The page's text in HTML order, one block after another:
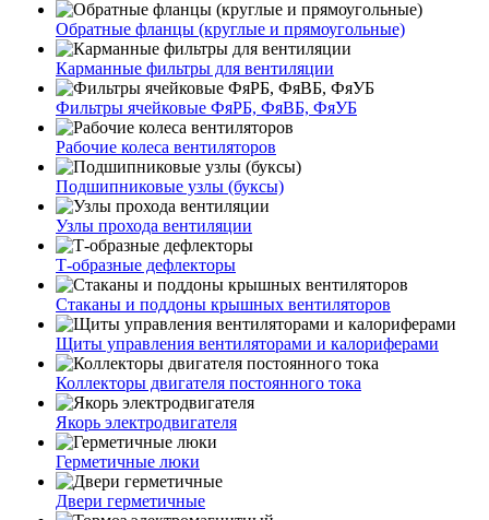
Обратные фланцы (круглые и прямоугольные)
Карманные фильтры для вентиляции
Фильтры ячейковые ФяРБ, ФяВБ, ФяУБ
Рабочие колеса вентиляторов
Подшипниковые узлы (буксы)
Узлы прохода вентиляции
Т-образные дефлекторы
Стаканы и поддоны крышных вентиляторов
Щиты управления вентиляторами и калориферами
Коллекторы двигателя постоянного тока
Якорь электродвигателя
Герметичные люки
Двери герметичные